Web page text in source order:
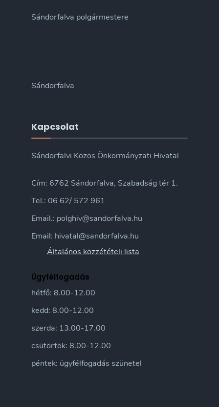
Sándorfalva polgármestere
Sándorfalva
Kapcsolat
Sándorfalvi Közös Önkormányzati Hivatal
Cím: 6762 Sándorfalva, Szabadság tér 1.
Tel.: 06 62/ 572 961
Email.: polghiv@sandorfalva.hu
Email: hivatal@sandorfalva.hu
Általános közzétételi lista
Ügyfélfogadás
hétfő: 8.00-12.00
kedd: 8.00-12.00
szerda: 13.00-17.00
csütörtök: 8.00-12.00
péntek: ügyfélfogadás szünetel